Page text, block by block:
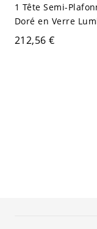
1 Tête Semi-
Doré en Verre
Semi-Encastré Style
Colonial - Or 110 V-
212,56 €